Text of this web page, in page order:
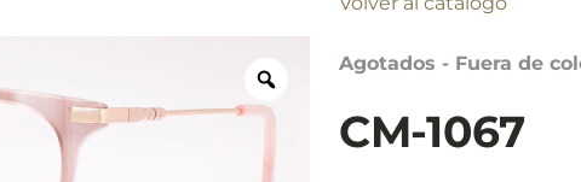
Agotados - Fuera de
CM-1067